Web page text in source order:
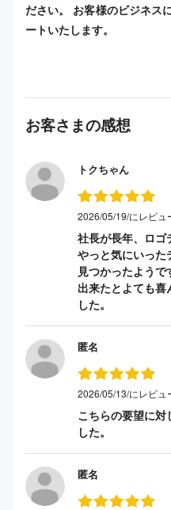
ださい。 お客様のビジネス
ートいたします。
お客さまの感想
トクちゃん
2026/05/19/にレビュ
社長が長年、ロゴ
やっと気にいった
見つかったよう
出来たとよても喜
した。
匿名
2026/05/13/にレビュ
こちらの要望に対
した。
匿名